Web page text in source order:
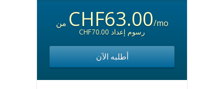
CHF63.00/mo
CHF70.00 رسوم إعداد
أطلبه الآن